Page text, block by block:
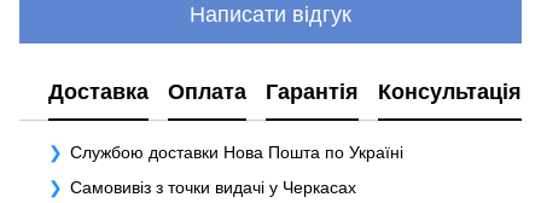
Написати відгук
Доставка Оплата Гарантія Консультація
Службою доставки Нова Пошта по Україні
Самовивіз з точки видачі у Черкасах